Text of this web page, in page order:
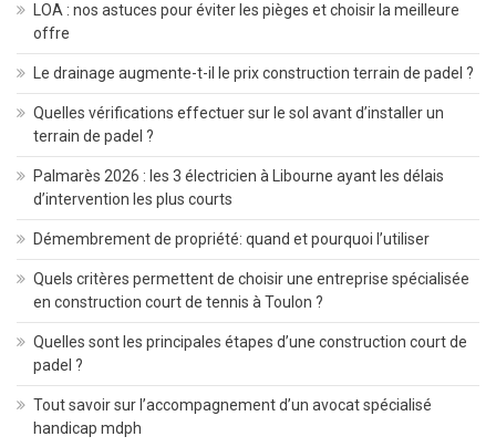
LOA : nos astuces pour éviter les pièges et choisir la meilleure
offre
Le drainage augmente-t-il le prix construction terrain de padel ?
Quelles vérifications effectuer sur le sol avant d’installer un
terrain de padel ?
Palmarès 2026 : les 3 électricien à Libourne ayant les délais
d’intervention les plus courts
Démembrement de propriété: quand et pourquoi l’utiliser
Quels critères permettent de choisir une entreprise spécialisée
en construction court de tennis à Toulon ?
Quelles sont les principales étapes d’une construction court de
padel ?
Tout savoir sur l’accompagnement d’un avocat spécialisé
handicap mdph